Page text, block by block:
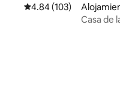
Calificación promedio:
4.84 (103)
Casa de